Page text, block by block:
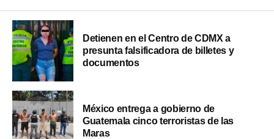
Detienen en el Centro de CDMX a
presunta falsificadora de billetes y
documentos
México entrega a gobierno de
Guatemala cinco terroristas de las
Maras